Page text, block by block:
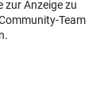
zur Anzeige zu
Team